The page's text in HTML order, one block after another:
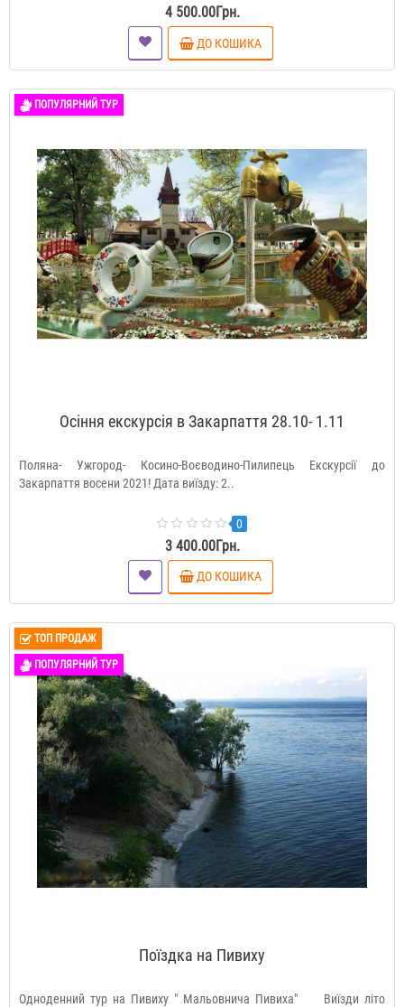
4 500.00Грн.
ДО КОШИКА
ПОПУЛЯРНИЙ ТУР
Оcіння екскурсія в Закарпаття 28.10- 1.11
Поляна- Ужгород- Косино-Воєводино-Пилипець Екскурсії до
Закарпаття восени 2021! Дата виїзду: 2..
0
3 400.00Грн.
ДО КОШИКА
ТОП ПРОДАЖ
ПОПУЛЯРНИЙ ТУР
Поїздка на Пивиху
Одноденний тур на Пивиху " Мальовнича Пивиха" Виїзди літо